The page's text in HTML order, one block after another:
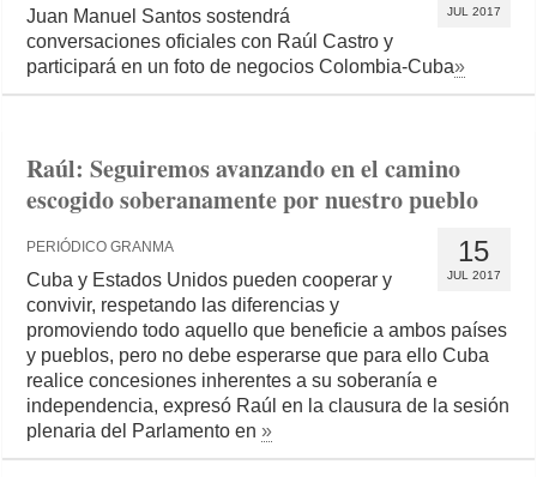
JUL 2017
Juan Manuel Santos sostendrá
conversaciones oficiales con Raúl Castro y
participará en un foto de negocios Colombia-Cuba»
Raúl: Seguiremos avanzando en el camino
escogido soberanamente por nuestro pueblo
15
JUL 2017
PERIÓDICO GRANMA
Cuba y Estados Unidos pueden cooperar y
convivir, respetando las diferencias y
promoviendo todo aquello que beneficie a ambos países
y pueblos, pero no debe esperarse que para ello Cuba
realice concesiones inherentes a su soberanía e
independencia, expresó Raúl en la clausura de la sesión
plenaria del Parlamento en»